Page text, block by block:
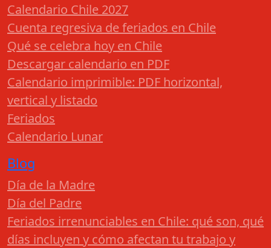
Calendario Chile 2027
Cuenta regresiva de feriados en Chile
Qué se celebra hoy en Chile
Descargar calendario en PDF
Calendario imprimible: PDF horizontal,
vertical y listado
Feriados
Calendario Lunar
Blog
Día de la Madre
Día del Padre
Feriados irrenunciables en Chile: qué son, qué
días incluyen y cómo afectan tu trabajo y